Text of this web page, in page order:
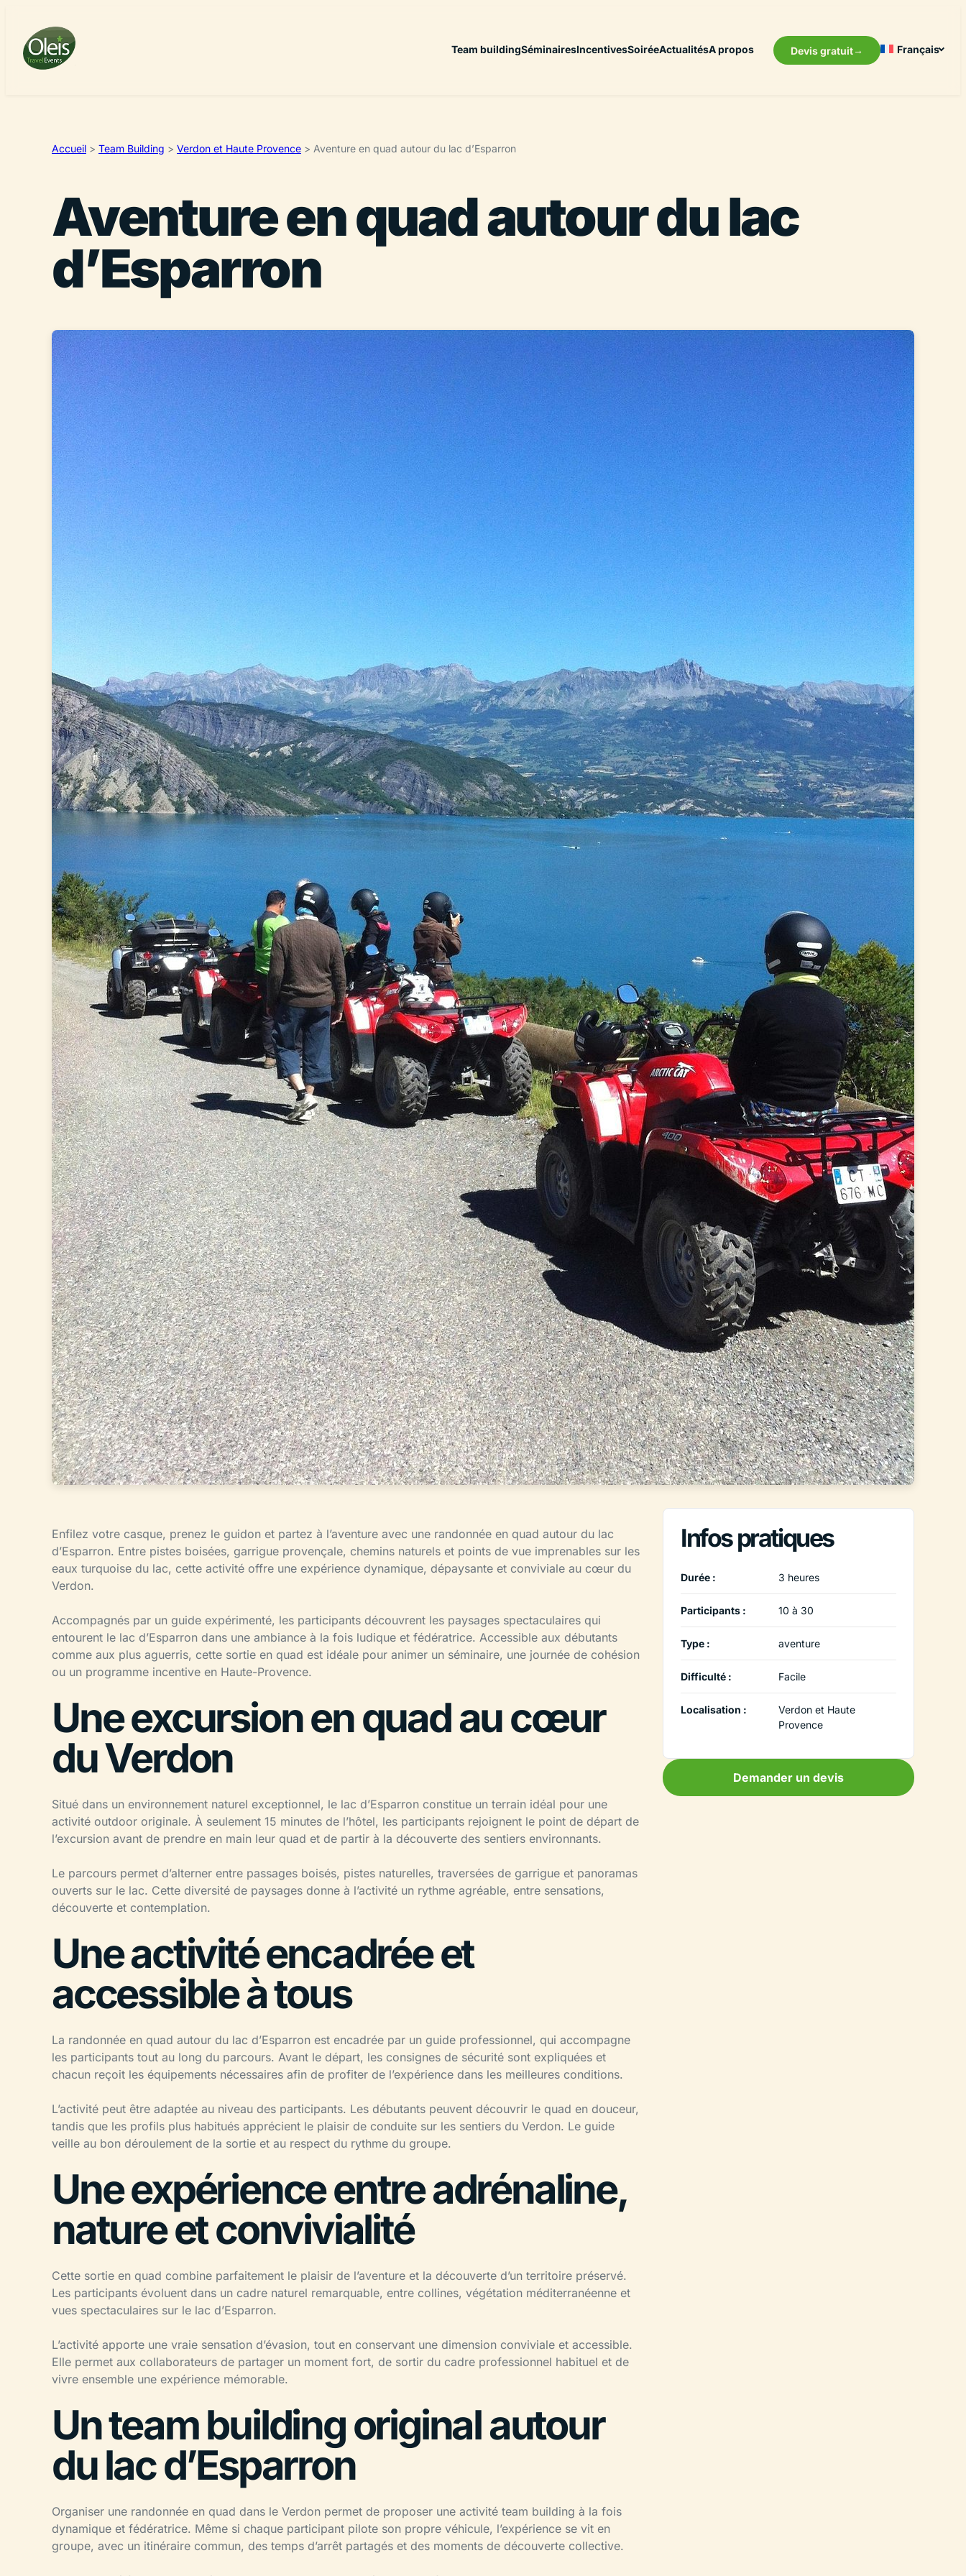
Team buildingSéminairesIncentivesSoiréeActualitésA propos Devis gratuit Français
Accueil > Team Building > Verdon et Haute Provence > Aventure en quad autour du lac d’Esparron
Aventure en quad autour du lac
d’Esparron
Enfilez votre casque, prenez le guidon et partez à l’aventure avec une randonnée en quad autour du lac
d’Esparron. Entre pistes boisées, garrigue provençale, chemins naturels et points de vue imprenables sur les
eaux turquoise du lac, cette activité offre une expérience dynamique, dépaysante et conviviale au cœur du
Verdon.
Accompagnés par un guide expérimenté, les participants découvrent les paysages spectaculaires qui
entourent le lac d’Esparron dans une ambiance à la fois ludique et fédératrice. Accessible aux débutants
comme aux plus aguerris, cette sortie en quad est idéale pour animer un séminaire, une journée de cohésion
ou un programme incentive en Haute-Provence.
Une excursion en quad au cœur
du Verdon
Situé dans un environnement naturel exceptionnel, le lac d’Esparron constitue un terrain idéal pour une
activité outdoor originale. À seulement 15 minutes de l’hôtel, les participants rejoignent le point de départ de
l’excursion avant de prendre en main leur quad et de partir à la découverte des sentiers environnants.
Le parcours permet d’alterner entre passages boisés, pistes naturelles, traversées de garrigue et panoramas
ouverts sur le lac. Cette diversité de paysages donne à l’activité un rythme agréable, entre sensations,
découverte et contemplation.
Une activité encadrée et
accessible à tous
La randonnée en quad autour du lac d’Esparron est encadrée par un guide professionnel, qui accompagne
les participants tout au long du parcours. Avant le départ, les consignes de sécurité sont expliquées et
chacun reçoit les équipements nécessaires afin de profiter de l’expérience dans les meilleures conditions.
L’activité peut être adaptée au niveau des participants. Les débutants peuvent découvrir le quad en douceur,
tandis que les profils plus habitués apprécient le plaisir de conduite sur les sentiers du Verdon. Le guide
veille au bon déroulement de la sortie et au respect du rythme du groupe.
Une expérience entre adrénaline,
nature et convivialité
Cette sortie en quad combine parfaitement le plaisir de l’aventure et la découverte d’un territoire préservé.
Les participants évoluent dans un cadre naturel remarquable, entre collines, végétation méditerranéenne et
vues spectaculaires sur le lac d’Esparron.
L’activité apporte une vraie sensation d’évasion, tout en conservant une dimension conviviale et accessible.
Elle permet aux collaborateurs de partager un moment fort, de sortir du cadre professionnel habituel et de
vivre ensemble une expérience mémorable.
Un team building original autour
du lac d’Esparron
Organiser une randonnée en quad dans le Verdon permet de proposer une activité team building à la fois
dynamique et fédératrice. Même si chaque participant pilote son propre véhicule, l’expérience se vit en
groupe, avec un itinéraire commun, des temps d’arrêt partagés et des moments de découverte collective.
Infos pratiques
Durée : 3 heures
Participants : 10 à 30
Type : aventure
Difficulté : Facile
Localisation :
Verdon et Haute
Provence
Demander un devis